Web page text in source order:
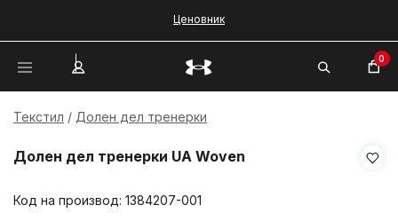
Ценовник
0
Текстил Долен дел тренерки
Долен дел тренерки UA Woven
Код на производ: 1384207-001